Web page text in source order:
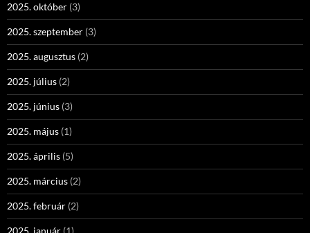
2025. október (3)
2025. szeptember (3)
2025. augusztus (2)
2025. július (2)
2025. június (3)
2025. május (1)
2025. április (5)
2025. március (2)
2025. február (2)
2025. január (1)